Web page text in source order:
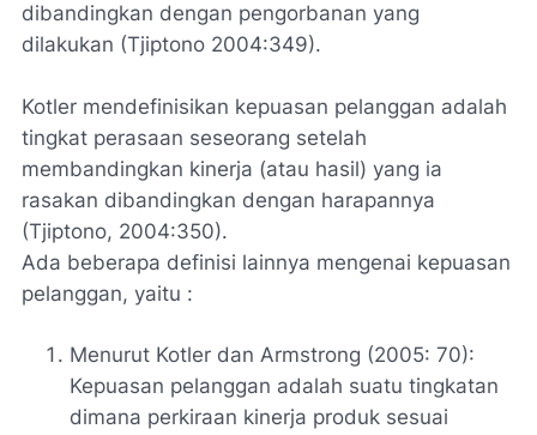
dibandingkan dengan pengorbanan yang
dilakukan (Tjiptono 2004:349).
Kotler mendefinisikan kepuasan pelanggan adalah
tingkat perasaan seseorang setelah
membandingkan kinerja (atau hasil) yang ia
rasakan dibandingkan dengan harapannya
(Tjiptono, 2004:350).
Ada beberapa definisi lainnya mengenai kepuasan
pelanggan, yaitu :
Menurut Kotler dan Armstrong (2005: 70):
Kepuasan pelanggan adalah suatu tingkatan
dimana perkiraan kinerja produk sesuai